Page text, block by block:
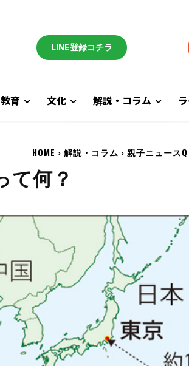
LINE登録コチラ
教育 文化 解説・コラム
HOME 解説・コラム 親子ニュースQ
て何？